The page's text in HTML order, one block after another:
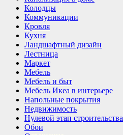
Колодцы
Коммуникации
Кровля
Кухня
Ландшафтный дизайн
Лестница
Маркет
Мебель
Мебель и быт
Мебель Икеа в интерьере
Напольные покрытия
Недвижимость
Нулевой этап строительства
Обои